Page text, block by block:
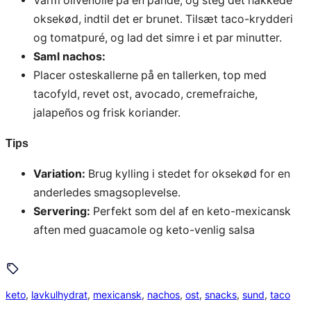
oksekød, indtil det er brunet. Tilsæt taco-krydderi
og tomatpuré, og lad det simre i et par minutter.
Saml nachos:
Placer osteskallerne på en tallerken, top med
tacofyld, revet ost, avocado, cremefraiche,
jalapeños og frisk koriander.
Tips
Variation: Brug kylling i stedet for oksekød for en
anderledes smagsoplevelse.
Servering: Perfekt som del af en keto-mexicansk
aften med guacamole og keto-venlig salsa
keto, lavkulhydrat, mexicansk, nachos, ost, snacks, sund, taco